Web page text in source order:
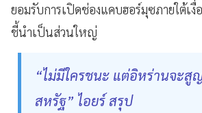
ยอมรับการเปิดช่องแคบฮอร์มุซภายใต้เ
ชี้นำเป็นส่วนใหญ่
“ไม่มีใครชนะ แต่อิหร่านจะสู
สหรัฐ” ไอยร์ สรุป